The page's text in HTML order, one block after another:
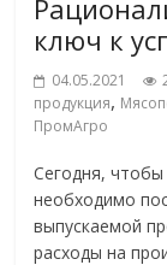
ключ к
04.05.2021
продукция,
ПромАгро
Сегодня,
необходимо
выпускаемой
расходы на